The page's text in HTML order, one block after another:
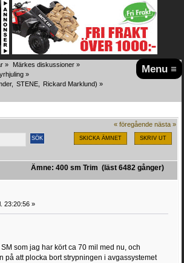
Menu ≡
» Märkes diskussioner »
»
, STENE Rickard Marklund) »
« föregående nästa »
SKICKA ÄMNET SKRIV UT
Ämne: 400 sm Trim (läst 6482 gånger)
23:20:56 »
som jag har kört ca 70 mil med nu, och
på att plocka bort strypningen i avgassystemet